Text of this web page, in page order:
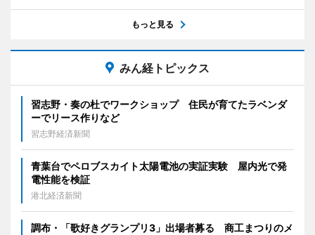
もっと見る
みん経トピックス
習志野・奏の杜でワークショップ 住民が育てたラベンダ
ーでリース作りなど
習志野経済新聞
青葉台でペロブスカイト太陽電池の実証実験 屋内光で発
電性能を検証
港北経済新聞
調布・「歌好きグランプリ3」出場者募る 商工まつりのメ